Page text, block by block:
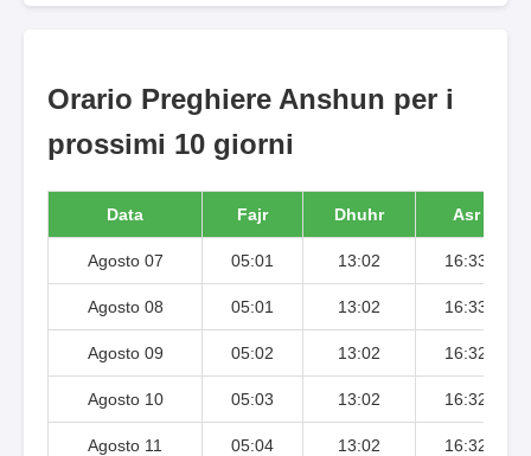
Orario Preghiere Anshun per i
prossimi 10 giorni
Data Fajr Dhuhr Asr
Agosto 07 05:01 13:02 16:33
Agosto 08 05:01 13:02 16:33
Agosto 09 05:02 13:02 16:32
Agosto 10 05:03 13:02 16:32
Agosto 11 05:04 13:02 16:32